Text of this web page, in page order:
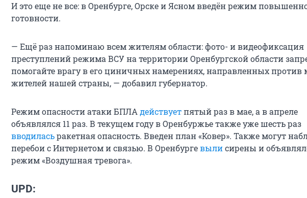
И это еще не все: в Оренбурге, Орске и Ясном введён режим
готовности.
— Ещё раз напоминаю всем жителям области: фото- и видеофиксация
преступлений режима ВСУ на территории Оренбургской области
помогайте врагу в его циничных намерениях, направленных против
жителей нашей страны, — добавил губернатор.
Режим опасности атаки БПЛА действуетпятый раз в мае, а в апреле
объявлялся 11 раз. В текущем году в Оренбуржье также уже шесть раз
вводиласьракетная опасность. Введен план «Ковер». Также могут
перебои с Интернетом и связью. В Оренбургевылисирены и
режим «Воздушная тревога».
UPD: